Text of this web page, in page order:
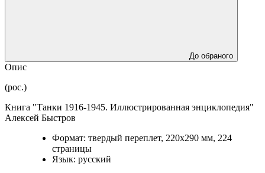
До обраного
Опис
(рос.)
Книга "Танки 1916-1945. Иллюстрированная энциклопедия"
Алексей Быстров
Формат: твердый переплет, 220х290 мм, 224
страницы
Язык: русский